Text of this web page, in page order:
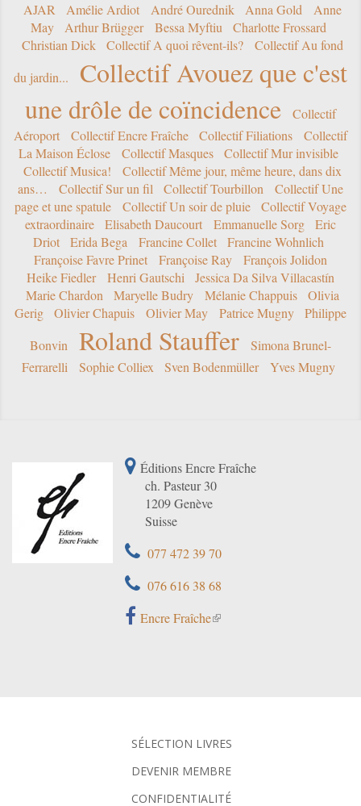
AJAR Amélie Ardiot André Ourednik Anna Gold
Anne
May
Arthur Brügger Bessa Myftiu
Charlotte Frossard
Christian Dick
Collectif A quoi rêvent-ils?
Collectif Au fond
du jardin...
Collectif Avouez que c'est
une drôle de coïncidence
Collectif
Aéroport
Collectif Encre Fraîche Collectif Filiations
Collectif
La Maison Éclose
Collectif Masques
Collectif Mur invisible
Collectif Musica!
Collectif Même jour, même heure, dans dix
ans…
Collectif Sur un fil Collectif Tourbillon
Collectif Une
page et une spatule
Collectif Un soir de pluie
Collectif Voyage
extraordinaire
Elisabeth Daucourt Emmanuelle Sorg
Eric
Driot
Erida Bega Francine Collet
Francine Wohnlich
Françoise Favre Prinet
Françoise Ray
François Jolidon
Heike Fiedler
Henri Gautschi
Jessica Da Silva Villacastín
Marie Chardon
Maryelle Budry Mélanie Chappuis
Olivia
Gerig
Olivier Chapuis Olivier May Patrice Mugny
Philippe
Bonvin
Roland Stauffer
Simona Brunel-
Ferrarelli
Sophie Colliex Sven Bodenmüller Yves Mugny
Éditions Encre Fraîche
ch. Pasteur 30
1209 Genève
Suisse
077 472 39 70
076 616 38 68
Encre Fraîche
SÉLECTION LIVRES
DEVENIR MEMBRE
CONFIDENTIALITÉ